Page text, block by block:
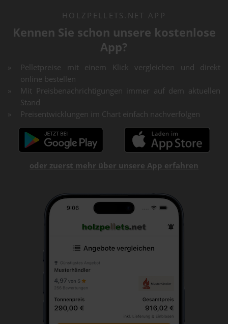
HOLZPELLETS.NET APP
Kennen Sie schon unsere kostenlose
App?
Pelletpreise mit einem Klick vergleichen und direkt
online bestellen
Mit Preisbenachrichtigungen immer auf dem aktuellen
Stand
Preisentwicklungen im Chart einfach nachverfolgen
oder zuerst mehr über unsere App erfahren